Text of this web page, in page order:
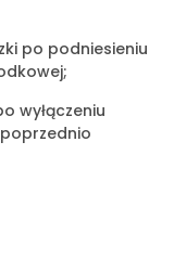
po podniesieniu
wyłączeniu